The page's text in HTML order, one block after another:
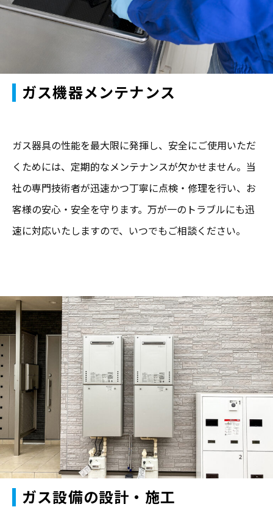
ガス機器メンテナンス
ガス器具の性能を最大限に発揮し、安全にご使用いただ
くためには、定期的なメンテナンスが欠かせません。当
社の専門技術者が迅速かつ丁寧に点検・修理を行い、お
客様の安心・安全を守ります。万が一のトラブルにも迅
速に対応いたしますので、いつでもご相談ください。
ガス設備の設計・施工